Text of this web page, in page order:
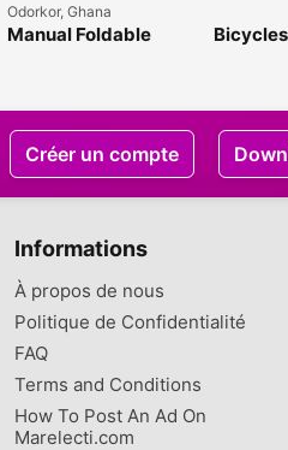
Odorkor, Ghana
Manual Foldable
Créer un compte
Informations
À propos de nous
Politique de Confidentialité
FAQ
Terms and Conditions
How To Post An Ad On
Marelecti.com